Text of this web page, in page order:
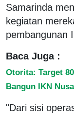
Samarinda
kegiatan
pembangunan
Baca Juga :
Otorita: Target
Bangun IKN
"Dari sisi